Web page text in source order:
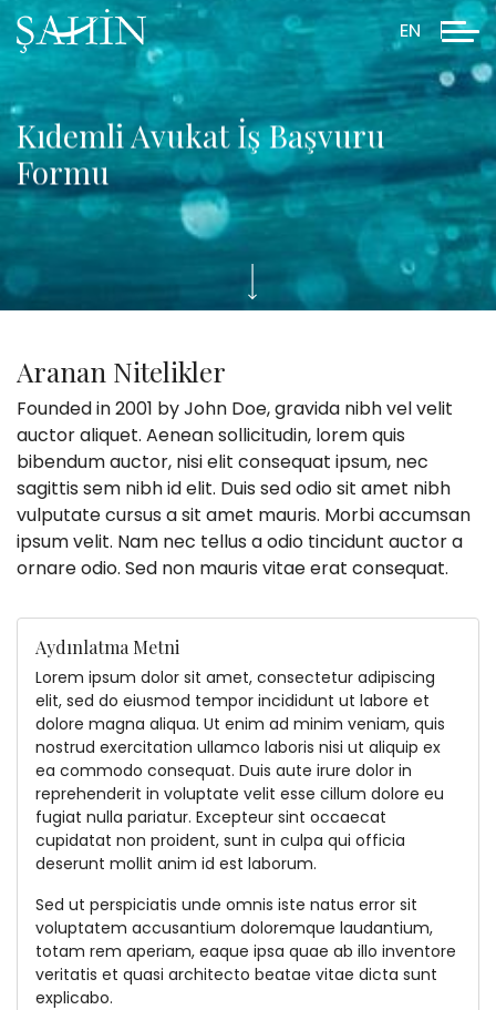
EN
Kıdemli Avukat İş Başvuru
Formu
Aranan Nitelikler
Founded in 2001 by John Doe, gravida nibh vel velit
auctor aliquet. Aenean sollicitudin, lorem quis
bibendum auctor, nisi elit consequat ipsum, nec
sagittis sem nibh id elit. Duis sed odio sit amet nibh
vulputate cursus a sit amet mauris. Morbi accumsan
ipsum velit. Nam nec tellus a odio tincidunt auctor a
ornare odio. Sed non mauris vitae erat consequat.
Aydınlatma Metni
Lorem ipsum dolor sit amet, consectetur adipiscing
elit, sed do eiusmod tempor incididunt ut labore et
dolore magna aliqua. Ut enim ad minim veniam, quis
nostrud exercitation ullamco laboris nisi ut aliquip ex
ea commodo consequat. Duis aute irure dolor in
reprehenderit in voluptate velit esse cillum dolore eu
fugiat nulla pariatur. Excepteur sint occaecat
cupidatat non proident, sunt in culpa qui officia
deserunt mollit anim id est laborum.
Sed ut perspiciatis unde omnis iste natus error sit
voluptatem accusantium doloremque laudantium,
totam rem aperiam, eaque ipsa quae ab illo inventore
veritatis et quasi architecto beatae vitae dicta sunt
explicabo.